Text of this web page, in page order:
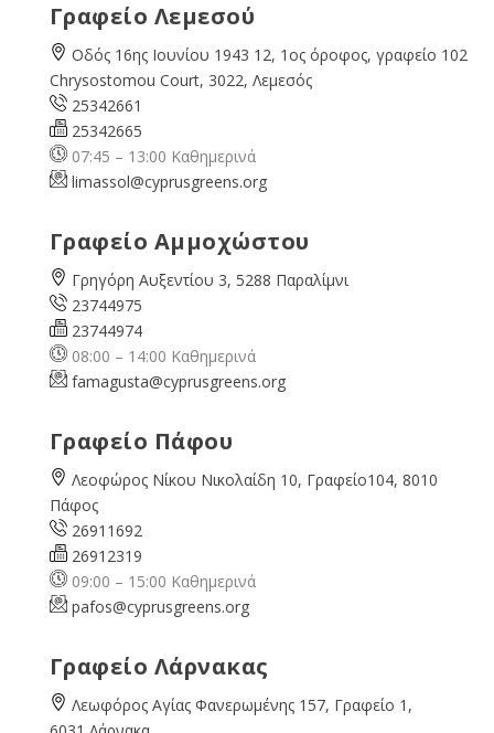
Γραφείο Λεμεσού
Οδός 16ης Ιουνίου 1943 12, 1ος όροφος, γραφείο 102
Chrysostomou Court, 3022, Λεμεσός
25342661
25342665
07:45 – 13:00 Καθημερινά
limassol@cyprusgreens.org
Γραφείο Αμμοχώστου
Γρηγόρη Αυξεντίου 3, 5288 Παραλίμνι
23744975
23744974
08:00 – 14:00 Καθημερινά
famagusta@cyprusgreens.org
Γραφείο Πάφου
Λεοφώρος Νίκου Νικολαίδη 10, Γραφείο104, 8010
Πάφος
26911692
26912319
09:00 – 15:00 Καθημερινά
pafos@cyprusgreens.org
Γραφείο Λάρνακας
Λεωφόρος Αγίας Φανερωμένης 157, Γραφείο 1,